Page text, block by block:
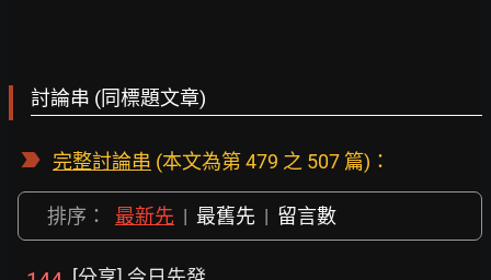
討論串 (同標題文章)
完整討論串 (本文為第 479 之 507 篇)：
排序： 最新先 | 最舊先 | 留言數